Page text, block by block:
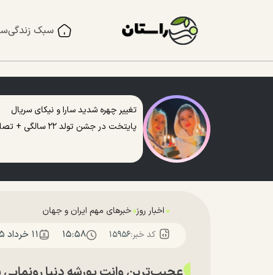
سبک زندگی
تغییر چهره شدید سارا و نیکای سریال
پایتخت در جشن تولد ۲۲ سالگی + تصاویر
اخبار روز خبرهای مهم ایران و جهان
کد خبر:۱۵۹۵۶ ۱۵:۵۸ ۱۱ خرداد ۱۴۰۵